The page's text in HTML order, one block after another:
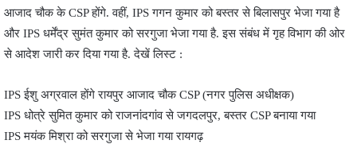
आजाद चौक के CSP होंगे. वहीं, IPS गगन कुमार को बस्तर से बिलासपुर भेजा गया है
और IPS धर्मेंद्र सुमंत कुमार को सरगुजा भेजा गया है. इस संबंध में गृह विभाग की ओर
से आदेश जारी कर दिया गया है. देखें लिस्ट :
IPS ईशु अग्रवाल होंगे रायपुर आजाद चौक CSP (नगर पुलिस अधीक्षक)
IPS धोत्रे सुमित कुमार को राजनांदगांव से जगदलपुर, बस्तर CSP बनाया गया
IPS मयंक मिश्रा को सरगुजा से भेजा गया रायगढ़